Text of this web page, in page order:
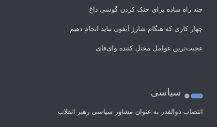
چند راه‌ ساده برای خنک کردن گوشی داغ
چهار کاری که هنگام شارژ آیفون نباید انجام دهیم
عجیب‌ترین عوامل مختل کننده وای‌فای
سیاسی
انتصاب ذوالقدر به عنوان مشاور سیاسی رهبر انقلاب